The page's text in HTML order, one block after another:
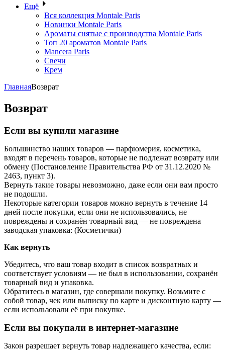
Ещё
Вся коллекция Montale Paris
Новинки Montale Paris
Ароматы cнятые с производства Montale Paris
Топ 20 ароматов Montale Paris
Mancera Paris
Свечи
Крем
ГлавнаяВозврат
Возврат
Если вы купили магазине
Большинство наших товаров — парфюмерия, косметика,
входят в перечень товаров, которые не подлежат возврату или
обмену (Постановление Правительства РФ от 31.12.2020 №
2463, пункт 3).
Вернуть такие товары невозможно, даже если они вам просто
не подошли.
Некоторые категории товаров можно вернуть в течение 14
дней после покупки, если они не использовались, не
повреждены и сохранён товарный вид — не повреждена
заводская упаковка: (Косметички)
Как вернуть
Убедитесь, что ваш товар входит в список возвратных и
соответствует условиям — не был в использовании, сохранён
товарный вид и упаковка.
Обратитесь в магазин, где совершали покупку. Возьмите с
собой товар, чек или выписку по карте и дисконтную карту —
если использовали её при покупке.
Если вы покупали в интернет-магазине
Закон разрешает вернуть товар надлежащего качества, если: